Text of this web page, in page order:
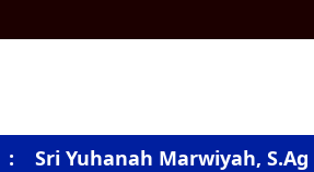
:
Sri Yuhanah Marwiyah, S.Ag